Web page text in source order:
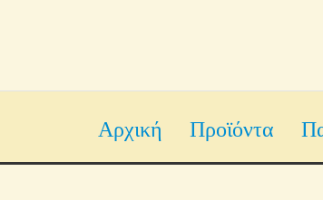
Αρχική Προϊόντα